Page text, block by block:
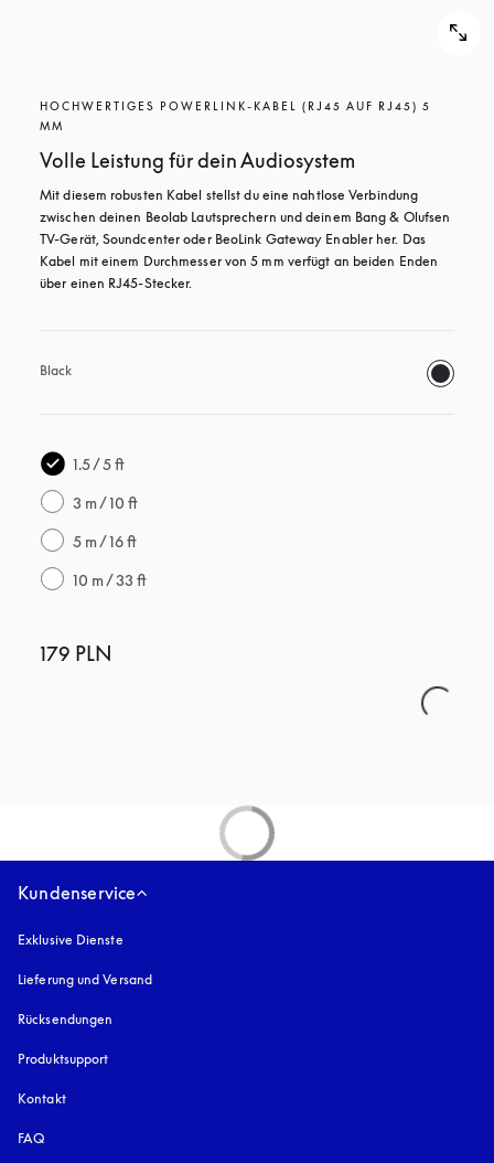
HOCHWERTIGES POWERLINK-KABEL (RJ45 AUF RJ45) 5
MM
Volle Leistung für dein Audiosystem
Mit diesem robusten Kabel stellst du eine nahtlose Verbindung
zwischen deinen Beolab Lautsprechern und deinem Bang & Olufsen
TV-Gerät, Soundcenter oder BeoLink Gateway Enabler her. Das
Kabel mit einem Durchmesser von 5 mm verfügt an beiden Enden
über einen RJ45-Stecker.
Black
1.5 / 5 ft
3 m / 10 ft
5 m / 16 ft
10 m / 33 ft
179 PLN
Kundenservice
Exklusive Dienste
Lieferung und Versand
Rücksendungen
Produktsupport
Kontakt
FAQ